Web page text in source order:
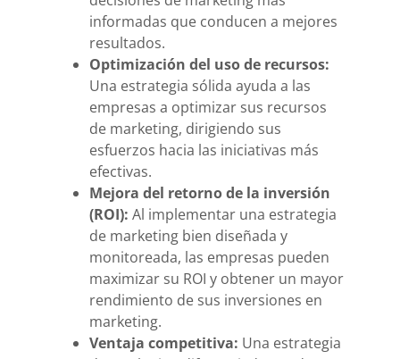
informadas que conducen a mejores
resultados.
Optimización del uso de recursos:
Una estrategia sólida ayuda a las
empresas a optimizar sus recursos
de marketing, dirigiendo sus
esfuerzos hacia las iniciativas más
efectivas.
Mejora del retorno de la inversión
(ROI): Al implementar una estrategia
de marketing bien diseñada y
monitoreada, las empresas pueden
maximizar su ROI y obtener un mayor
rendimiento de sus inversiones en
marketing.
Ventaja competitiva: Una estrategia